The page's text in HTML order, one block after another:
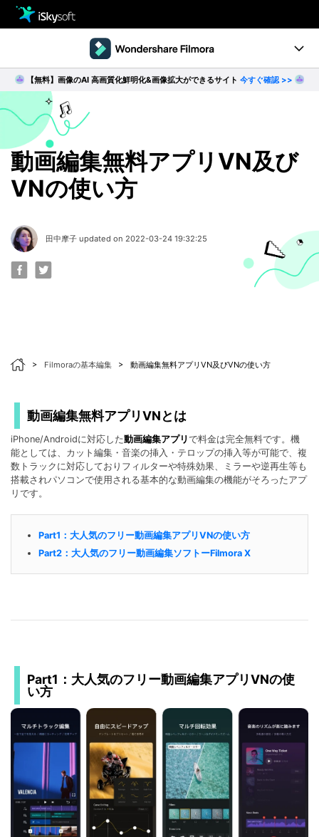
Utility
製品活用事例
ストア
ダウンロード
サポート
製品ページ
Filmstock
操作ガイド
動作環境
動画編集の基本とコツ
無料ダウンロード
【無料】画像のAI 高画質化鮮明化&画像拡大ができるサイト 今すぐ確認 >>
動画編集無料アプリVN及び
VNの使い方
田中摩子 updated on 2022-03-24 19:32:25
> Filmoraの基本編集 > 動画編集無料アプリVN及びVNの使い方
動画編集無料アプリVNとは
iPhone/Androidに対応した動画編集アプリで料金は完全無料です。機
能としては、カット編集・音楽の挿入・テロップの挿入等が可能で、複
数トラックに対応しておりフィルターや特殊効果、ミラーや逆再生等も
搭載されパソコンで使用される基本的な動画編集の機能がそろったアプ
リです。
Part1：大人気のフリー動画編集アプリVNの使い方
Part2：大人気のフリー動画編集ソフトーFilmora X
Part1：大人気のフリー動画編集アプリVNの使
い方